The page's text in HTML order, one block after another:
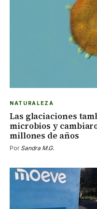
NATURALEZA
Las glaciaciones
microbios y
millones de años
Por Sandra M.G.